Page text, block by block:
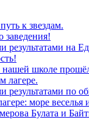
к звездам.
заведения!
результатами на
школе
лагере.
результатами по
море веселья
Булата и